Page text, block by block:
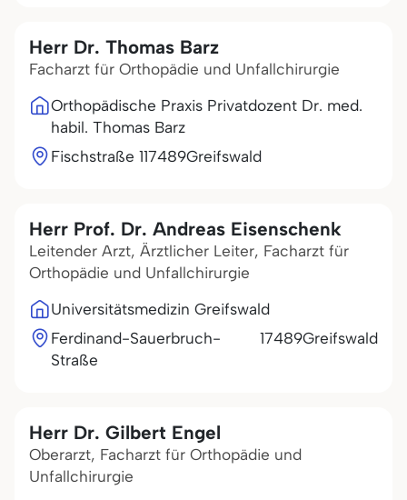
Herr Dr. Thomas Barz
Facharzt für Orthopädie und Unfallchirurgie
Orthopädische Praxis Privatdozent Dr. med.
habil. Thomas Barz
Fischstraße 117489Greifswald
Herr Prof. Dr. Andreas Eisenschenk
Leitender Arzt, Ärztlicher Leiter, Facharzt für
Orthopädie und Unfallchirurgie
Universitätsmedizin Greifswald
Ferdinand-Sauerbruch-
Straße
17489Greifswald
Herr Dr. Gilbert Engel
Oberarzt, Facharzt für Orthopädie und
Unfallchirurgie